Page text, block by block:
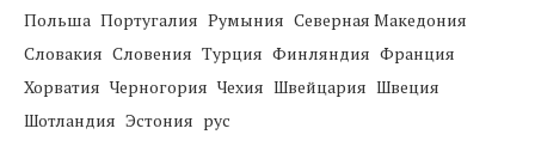
Польша Португалия Румыния Северная Македония
Словакия Словения Турция Финляндия Франция
Хорватия Черногория Чехия Швейцария Швеция
Шотландия Эстония рус